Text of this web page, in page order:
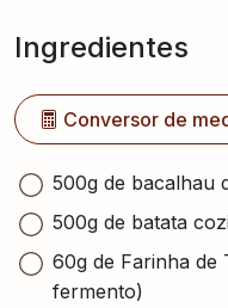
Ingredientes
Conversor de
500g de bacalhau
500g de batata
60g de Farinha de
fermento)